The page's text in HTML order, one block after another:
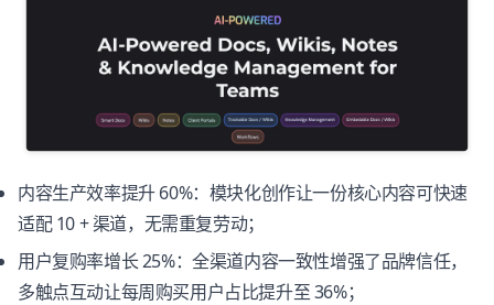
内容生产效率提升 60%：模块化创作让一份核心内容可快速
适配 10 + 渠道，无需重复劳动；
用户复购率增长 25%：全渠道内容一致性增强了品牌信任，
多触点互动让每周购买用户占比提升至 36%；